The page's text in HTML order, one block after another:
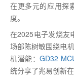
在更多元的应用探
度。
在2025电子发烧友
场部陈树敏围绕电
机潜能：GD32
统分享了兆易创新